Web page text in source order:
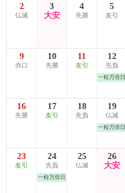
2
仏滅
3
大安
4
先勝
5
友引
9
赤口
10
先勝
11
友引
12
先負
一粒万倍日
16
先勝
17
友引
18
先負
19
仏滅
一粒万倍日
23
友引
24
先負
一粒万倍日
25
仏滅
26
大安